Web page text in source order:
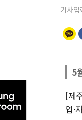
기사입
5
[제
업·